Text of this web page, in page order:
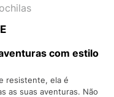
com estilo
resistente, ela é
as suas aventuras. Não